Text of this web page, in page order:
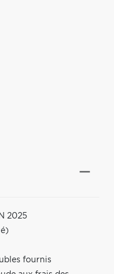
2025
fournis